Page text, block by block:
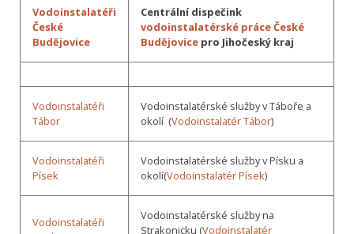
Vodoinstalatéři
České
Budějovice
Centrální dispečink
vodoinstalatérské práce České
Budějovice pro Jihočeský kraj
Vodoinstalatéři
Tábor
Vodoinstalatérské služby v Táboře a
okolí (Vodoinstalatér Tábor)
Vodoinstalatéři
Písek
Vodoinstalatérské služby v Písku a
okolí(Vodoinstalatér Písek)
Vodoinstalatéři
Vodoinstalatérské služby na
Strakonicku (Vodoinstalatér